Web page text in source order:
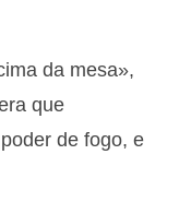
da mesa»,
que
de fogo, e